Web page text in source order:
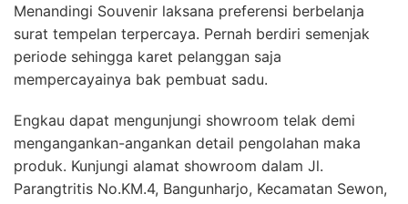
Menandingi Souvenir laksana preferensi berbelanja
surat tempelan terpercaya. Pernah berdiri semenjak
periode sehingga karet pelanggan saja
mempercayainya bak pembuat sadu.
Engkau dapat mengunjungi showroom telak demi
mengangankan-angankan detail pengolahan maka
produk. Kunjungi alamat showroom dalam Jl.
Parangtritis No.KM.4, Bangunharjo, Kecamatan Sewon,